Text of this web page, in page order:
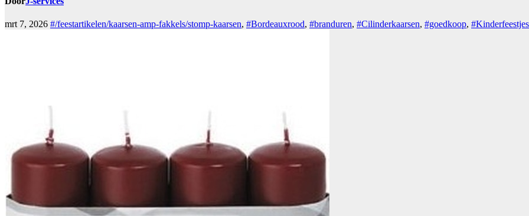
mrt 7, 2026 #/feestartikelen/kaarsen-amp-fakkels/stomp-kaarsen, #Bordeauxrood, #branduren, #Cilinderkaarsen, #goedkoop,